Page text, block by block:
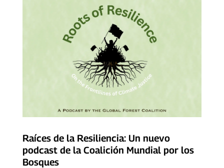
Raíces de la Resiliencia: Un nuevo
podcast de la Coalición Mundial por los
Bosques